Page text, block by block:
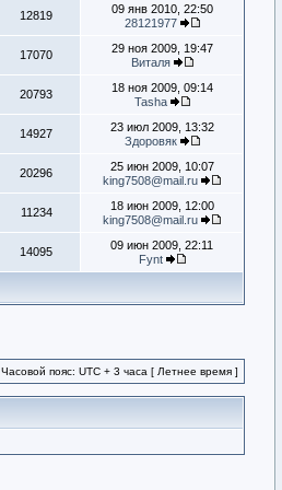
12819
09 янв 2010, 22:50
28121977
17070
29 ноя 2009, 19:47
Виталя
20793
18 ноя 2009, 09:14
Tasha
14927
23 июл 2009, 13:32
Здоровяк
20296
25 июн 2009, 10:07
king7508@mail.ru
11234
18 июн 2009, 12:00
king7508@mail.ru
14095
09 июн 2009, 22:11
Fynt
Часовой пояс: UTC + 3 часа [ Летнее время ]